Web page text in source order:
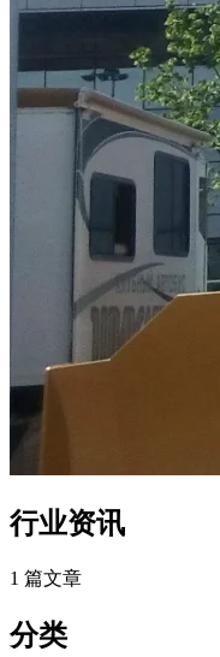
行业资讯
1 篇文章
分类